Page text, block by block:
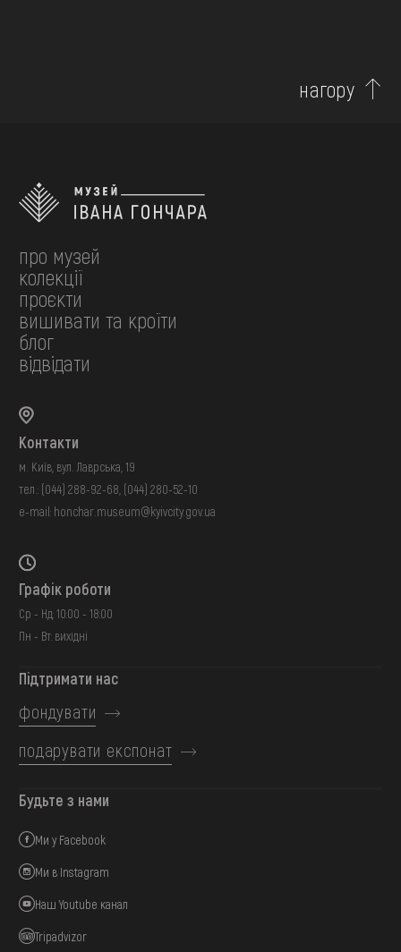
нагору
про музей
колекції
проєкти
вишивати та кроїти
блог
відвідати
Контакти
м. Київ, вул. Лаврська, 19
тел.: (044) 288-92-68 (044) 280-52-10
e-mail: honchar.museum@kyivcity.gov.ua
Графік роботи
Ср - Нд: 10:00 - 18:00
Пн - Вт: вихідні
Підтримати нас
фондувати
подарувати експонат
Будьте з нами
Ми у Facebook
Ми в Instagram
Наш Youtube канал
Tripadvizor